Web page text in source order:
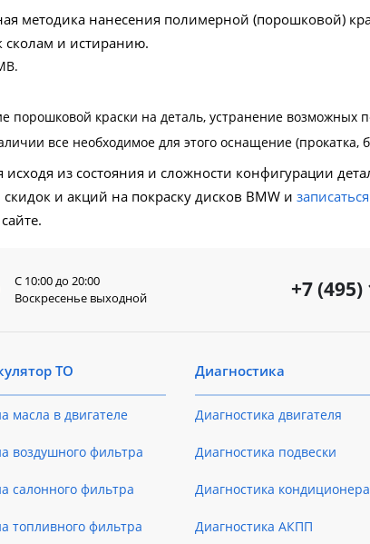
методика нанесения полимерной (порошковой)
сколам и истиранию.
порошковой краски на деталь, устранение возможных
все необходимое для этого оснащение (прокатка,
из состояния и сложности конфигурации
и акций на покраску дисков BMW и записаться
+7 (495)
С 10:00 до 20:00
Воскресенье выходной
ТО
масла в двигателе
воздушного фильтра
салонного фильтра
топливного фильтра
Диагностика
Диагностика двигателя
Диагностика подвески
Диагностика кондиционера
Диагностика АКПП